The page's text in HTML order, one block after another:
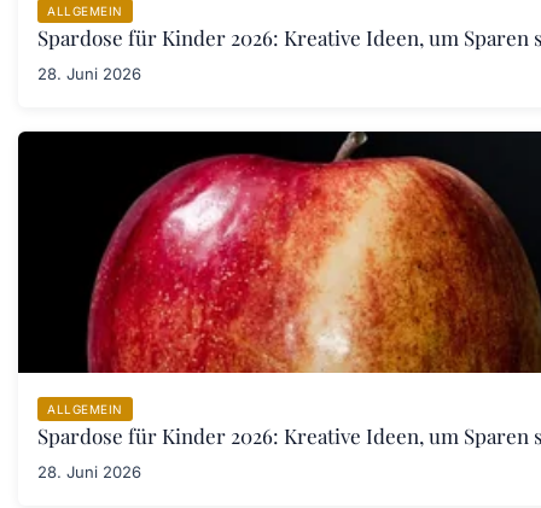
ALLGEMEIN
Spardose für Kinder 2026: Kreative Ideen, um
28. Juni 2026
ALLGEMEIN
Spardose für Kinder 2026: Kreative Ideen, um
28. Juni 2026